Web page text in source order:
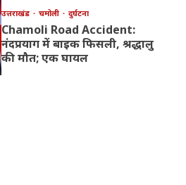
उत्तराखंड चमोली दुर्घटना
Chamoli Road Accident:
नंदप्रयाग में बाइक फिसली, श्रद्धालु
की मौत; एक घायल